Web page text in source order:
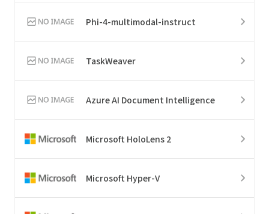
Phi-4-multimodal-instruct
TaskWeaver
Azure AI Document Intelligence
Microsoft HoloLens 2
Microsoft Hyper-V